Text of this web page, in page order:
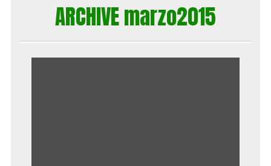
ARCHIVE marzo2015